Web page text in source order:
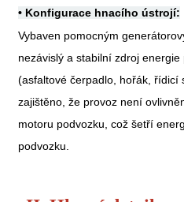
• Konfigurace hnacího ústrojí:
Vybaven pomocným
nezávislý a stabilní zdroj
(asfaltové čerpadlo, hořák, řídicí
zajištěno, že provoz není
motoru podvozku, což šetří
podvozku.